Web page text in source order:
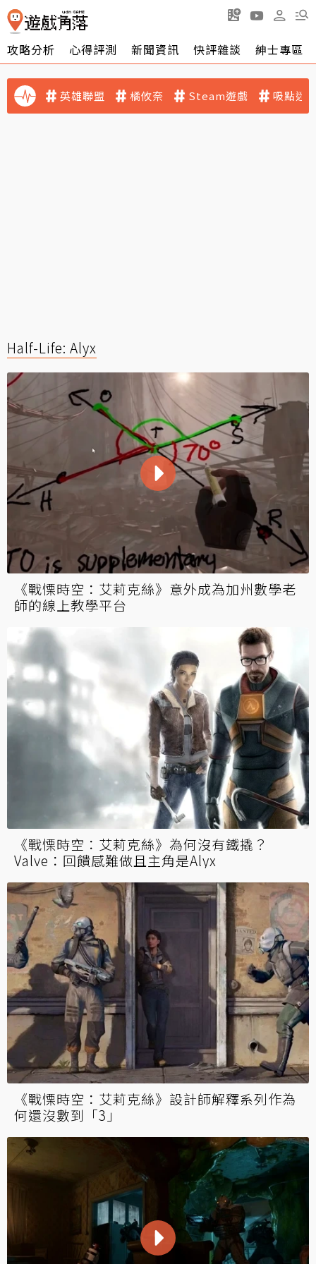
攻略分析 心得評測 新聞資訊 快評雜談 紳士專區
英雄聯盟 橘攸奈 Steam遊戲 吸點迷
Half-Life: Alyx
《戰慄時空：艾莉克絲》意外成為加州數學老
師的線上教學平台
《戰慄時空：艾莉克絲》為何沒有鐵撬？
Valve：回饋感難做且主角是Alyx
《戰慄時空：艾莉克絲》設計師解釋系列作為
何還沒數到「3」